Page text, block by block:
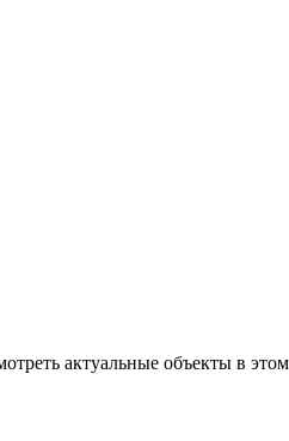
актуальные объекты в этом